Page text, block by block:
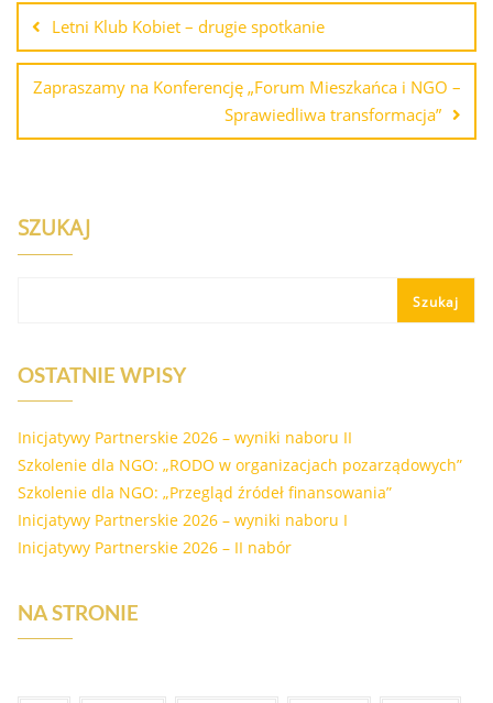
Letni Klub Kobiet – drugie spotkanie
Zapraszamy na Konferencję „Forum Mieszkańca i NGO –
Sprawiedliwa transformacja”
SZUKAJ
Szukaj
OSTATNIE WPISY
Inicjatywy Partnerskie 2026 – wyniki naboru II
Szkolenie dla NGO: „RODO w organizacjach pozarządowych”
Szkolenie dla NGO: „Przegląd źródeł finansowania”
Inicjatywy Partnerskie 2026 – wyniki naboru I
Inicjatywy Partnerskie 2026 – II nabór
NA STRONIE